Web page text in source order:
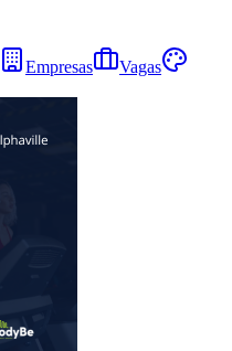
Empresas
Vagas